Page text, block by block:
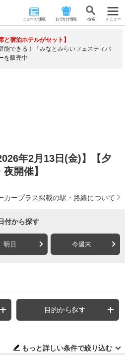
ニュース･連載 おでかけ情報 検 索 メニュー
と宿泊ホテルがセット】
能できる！「みなとみらいフェスティバ
を販売中
年2月13日(金)】【夕
夜開催】
カープラス掲載の駅・路線について
付から探す
明日 今週末
目的から探す
もっと詳しい条件で絞り込む